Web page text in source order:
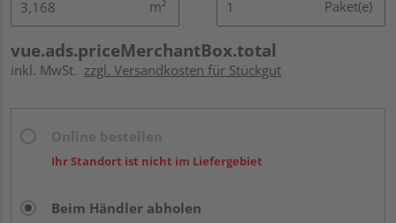
m² Paket(e)
vue.ads.priceMerchantBox.total
inkl. MwSt. zzgl. Versandkosten für Stückgut
Ihr Standort ist nicht im Liefergebiet
Beim Händler abholen